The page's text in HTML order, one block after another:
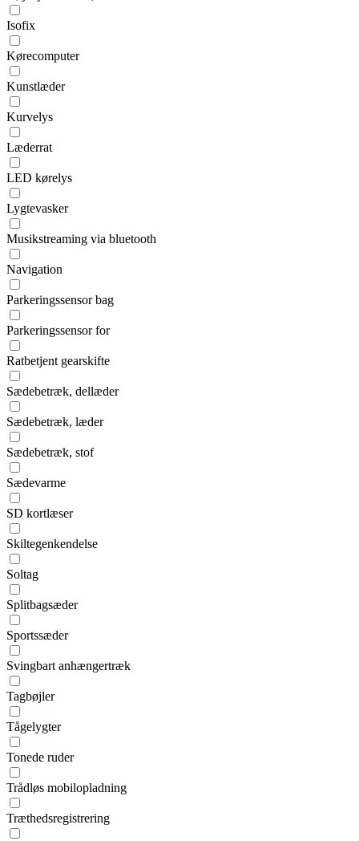
Isofix
Kørecomputer
Kunstlæder
Kurvelys
Læderrat
LED kørelys
Lygtevasker
Musikstreaming via bluetooth
Navigation
Parkeringssensor bag
Parkeringssensor for
Ratbetjent gearskifte
Sædebetræk, dellæder
Sædebetræk, læder
Sædebetræk, stof
Sædevarme
SD kortlæser
Skiltegenkendelse
Soltag
Splitbagsæder
Sportssæder
Svingbart anhængertræk
Tagbøjler
Tågelygter
Tonede ruder
Trådløs mobilopladning
Træthedsregistrering